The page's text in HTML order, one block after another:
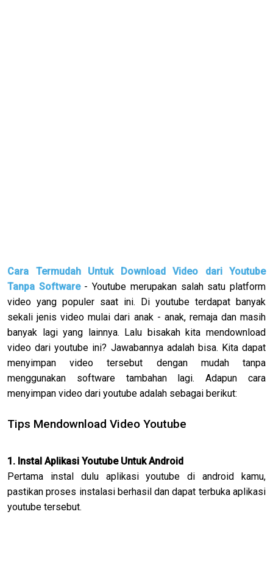
Cara Termudah Untuk Download Video dari Youtube
Tanpa Software- Youtube merupakan salah satu platform
video yang populer saat ini. Di youtube terdapat banyak
sekali jenis video mulai dari anak - anak, remaja dan masih
banyak lagi yang lainnya. Lalu bisakah kita mendownload
video dari youtube ini? Jawabannya adalah bisa. Kita dapat
menyimpan video tersebut dengan mudah tanpa
menggunakan software tambahan lagi. Adapun cara
menyimpan video dari youtube adalah sebagai berikut:
Tips Mendownload Video Youtube
1. Instal Aplikasi Youtube Untuk Android
Pertama instal dulu aplikasi youtube di android kamu,
pastikan proses instalasi berhasil dan dapat terbuka aplikasi
youtube tersebut.